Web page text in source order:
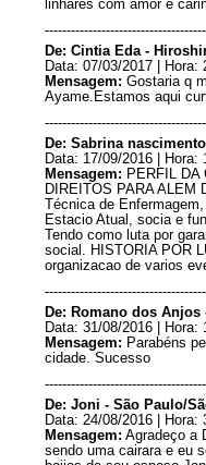
linhares com amor e
De: Cintia Eda -
Data: 07/03/2017 | Hora:
Mensagem: Gostaria q
Ayame.Estamos aqui
De: Sabrina
Data: 17/09/2016 | Hora:
Mensagem: PERFIL DA
DIREITOS PARA ALEM
Técnica de
Estacio Atual, socia e
Tendo como luta por
social. HISTORIA POR
organizacao de varios
De: Romano dos Anjos
Data: 31/08/2016 | Hora:
Mensagem: Parabéns
cidade. Sucesso
De: Joni - São Paulo/
Data: 24/08/2016 | Hora:
Mensagem: Agradeço a
sendo uma cairara e eu